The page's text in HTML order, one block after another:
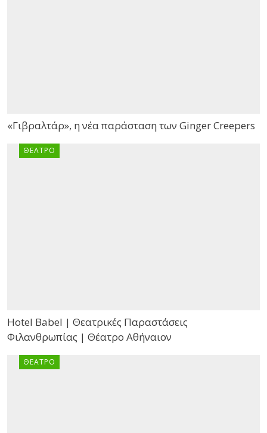
«Γιβραλτάρ», η νέα παράσταση των Ginger Creepers
ΘΈΑΤΡΟ
Hotel Babel | Θεατρικές Παραστάσεις
Φιλανθρωπίας | Θέατρο Αθήναιον
ΘΈΑΤΡΟ